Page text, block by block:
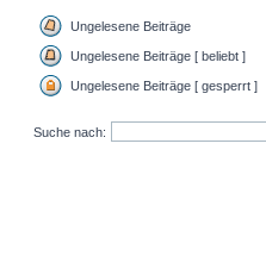
Ungelesene Beiträge
Ungelesene Beiträge [ beliebt ]
Ungelesene Beiträge [ gesperrt ]
Suche nach: